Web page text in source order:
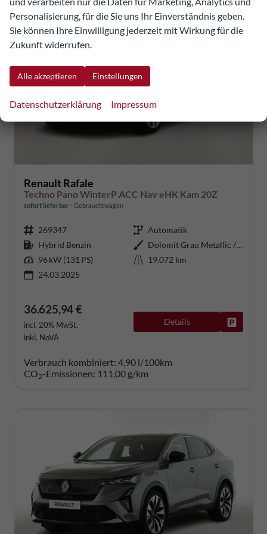
Renault Rafale
Techno Pano WinterP ACC Nav eHK Kam 20Z
sofort lieferbar Gebrauchtwagen
269347
Automatik
Hybrid Benzin
Dolomit Grau Metallic / Dach Bla
96 kW (131 PS)
19.072 km
24.03.2025
36.625,94 €
incl. 20% MwSt.
inkl. NoVA
Details
Verbrauch kombiniert: 4,90 l/100km
CO2-Emissionen: 111,00 g/km
Personalisierung, für die Sie uns Ihr Einverständnis geben.
Sie können Ihre Einwilligung jederzeit mit Wirkung für die
Zukunft widerrufen.
Alle akzeptieren Einstellungen
Datenschutzerklärung Impressum